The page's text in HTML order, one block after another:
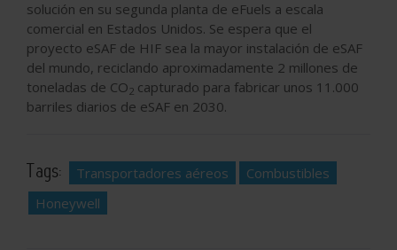
solución en su segunda planta de eFuels a escala
comercial en Estados Unidos. Se espera que el
proyecto eSAF de HIF sea la mayor instalación de eSAF
del mundo, reciclando aproximadamente 2 millones de
toneladas de CO 2 capturado para fabricar unos 11.000
barriles diarios de eSAF en 2030.
Tags: Transportadores aéreos
Combustibles
Honeywell